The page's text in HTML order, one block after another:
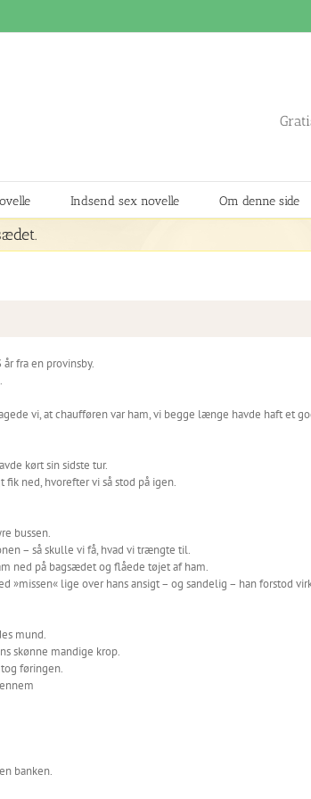
Indsend sex novelle Om denne side
fra en provinsby.
vi, at chaufføren var ham, vi begge længe havde haft et
kørt sin sidste tur.
ned, hvorefter vi så stod på igen.
bussen.
– så skulle vi få, hvad vi trængte til.
ned på bagsædet og flåede tøjet af ham.
»missen« lige over hans ansigt – og sandelig – han forstod
mund.
skønne mandige krop.
føringen.
banken.